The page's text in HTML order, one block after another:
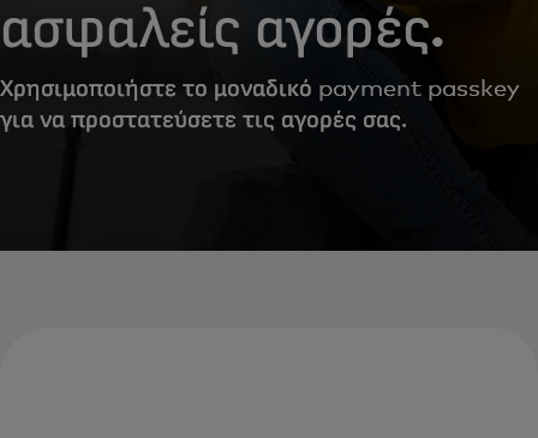
ασφαλείς αγορές.
Χρησιμοποιήστε το μοναδικό payment passkey
για να προστατεύσετε τις αγορές σας.